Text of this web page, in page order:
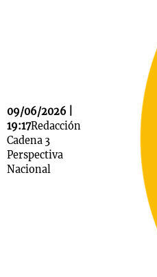
09/06/2026 |
19:17Redacción
Cadena 3
Perspectiva
Nacional